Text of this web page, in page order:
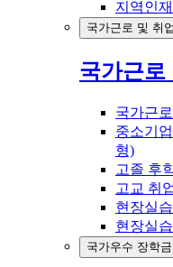
지역인
국가근로 및 취
국가근로
국가근
중소기
형)
고졸 후
고교 취
현장실
현장실
국가우수 장학금